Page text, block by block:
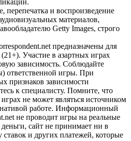
перепечатка и воспроизведение
материалов,
Getty Images, строго
предназначены для
Участие в азартных играх
зависимость. Соблюдайте
ответственной игры. При
признаков зависимости
к специалисту. Помните, что
не может являться источником
работе. Информационный
не проводит игры на реальные
сайт не принимает ни в
ставок и других платежей, которые